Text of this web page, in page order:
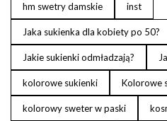
hm swetry damskie inst
Jaka sukienka dla kobiety po 50?
Jakie sukienki odmładzają?
kolorowe sukienki Kolorowe
kolorowy sweter w paski